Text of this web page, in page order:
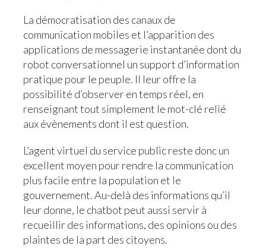
La démocratisation des canaux de
communication mobiles et l’apparition des
applications de messagerie instantanée dont du
robot conversationnel un support d’information
pratique pour le peuple. Il leur offre la
possibilité d’observer en temps réel, en
renseignant tout simplement le mot-clé relié
aux évènements dont il est question.
L’agent virtuel du service public reste donc un
excellent moyen pour rendre la communication
plus facile entre la population et le
gouvernement. Au-delà des informations qu’il
leur donne, le chatbot peut aussi servir à
recueillir des informations, des opinions ou des
plaintes de la part des citoyens.